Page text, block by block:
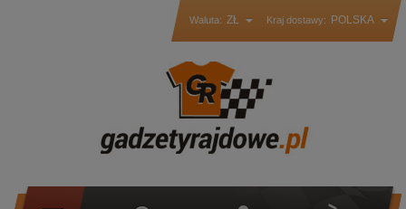
Waluta: ZŁ Kraj dostawy: POLSKA